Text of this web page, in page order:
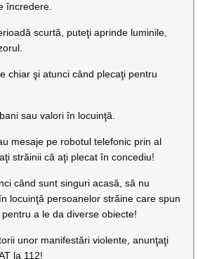
încredere.
scurtă, puteţi aprinde luminile,
chiar şi atunci când plecaţi pentru
sau valori în locuinţă.
mesaje pe robotul telefonic prin al
străinii că aţi plecat în concediu!
când sunt singuri acasă, să nu
locuinţă persoanelor străine care spun
a le da diverse obiecte!
unor manifestări violente, anunţaţi
la 112!